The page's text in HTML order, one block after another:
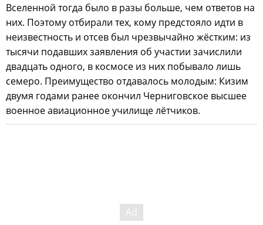
Вселенной тогда было в разы больше, чем ответов на
них. Поэтому отбирали тех, кому предстояло идти в
неизвестность и отсев был чрезвычайно жёстким: из
тысячи подавших заявления об участии зачислили
двадцать одного, в космосе из них побывало лишь
семеро. Преимущество отдавалось молодым: Кизим
двумя годами ранее окончил Черниговское высшее
военное авиационное училище лётчиков.